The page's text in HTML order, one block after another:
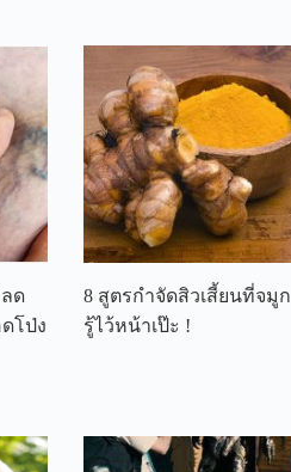
ด
โป่ง
8 สูตรกำจัดสิวเสี้ยนที่จมูก
รู้ไว้หน้าเป๊ะ !